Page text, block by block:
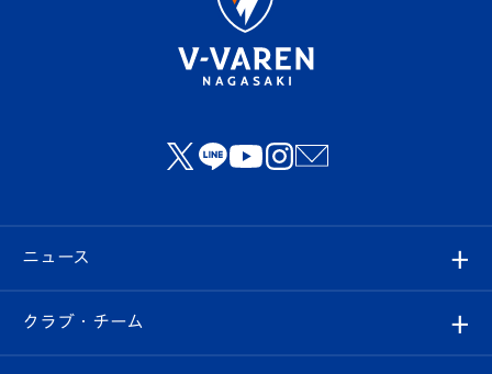
ニュース
すべて
クラブ・チーム